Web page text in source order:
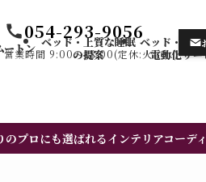
ートン ベッド・上質な睡眠
の提案
ベッド・カー
電動化サー
プロにも選ばれるインテリアコーデ
054-293-9056
営業時間 9:00〜18:00(定休:火・水)